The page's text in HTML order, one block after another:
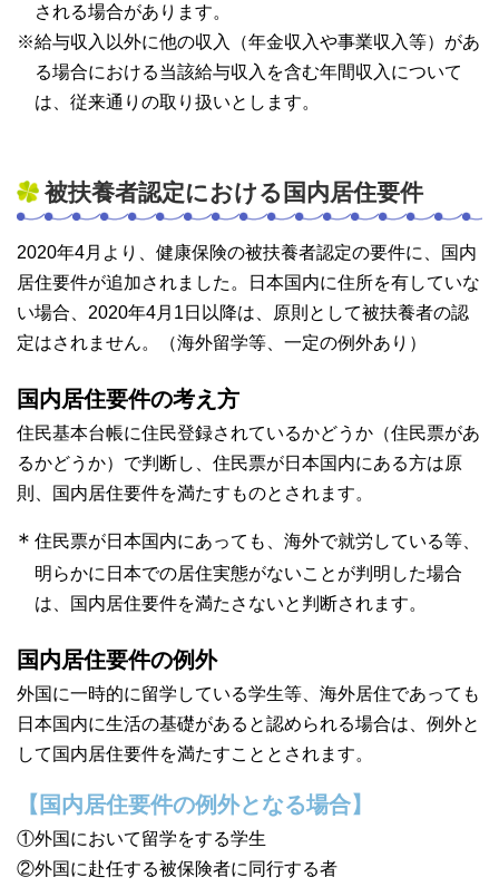
される場合があります。
※給与収入以外に他の収入（年金収入や事業収入等）があ
る場合における当該給与収入を含む年間収入について
は、従来通りの取り扱いとします。
被扶養者認定における国内居住要件
2020年4月より、健康保険の被扶養者認定の要件に、国内
居住要件が追加されました。日本国内に住所を有していな
い場合、2020年4月1日以降は、原則として被扶養者の認
定はされません。（海外留学等、一定の例外あり）
国内居住要件の考え方
住民基本台帳に住民登録されているかどうか（住民票があ
るかどうか）で判断し、住民票が日本国内にある方は原
則、国内居住要件を満たすものとされます。
住民票が日本国内にあっても、海外で就労している等、
明らかに日本での居住実態がないことが判明した場合
は、国内居住要件を満たさないと判断されます。
国内居住要件の例外
外国に一時的に留学している学生等、海外居住であっても
日本国内に生活の基礎があると認められる場合は、例外と
して国内居住要件を満たすこととされます。
【国内居住要件の例外となる場合】
①外国において留学をする学生
②外国に赴任する被保険者に同行する者